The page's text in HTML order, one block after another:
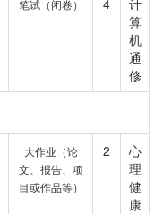
笔试（闭卷） 4
计
算
机
通
修
大作业（论
文、报告、项
目或作品等）
2
心
理
健
康